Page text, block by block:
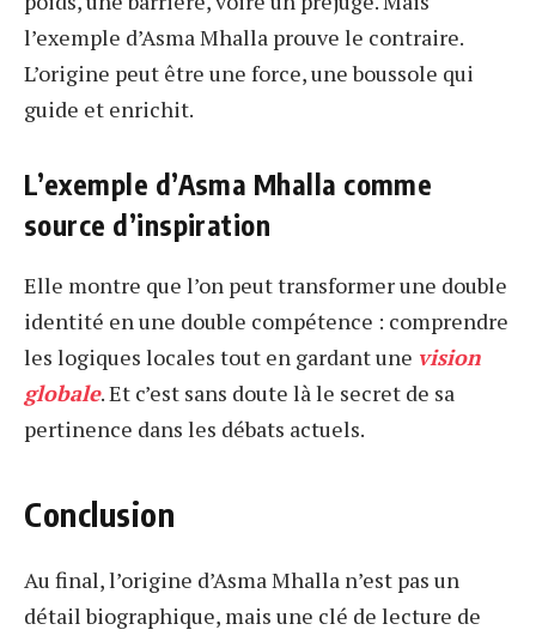
l’exemple d’Asma Mhalla prouve le contraire.
L’origine peut être une force, une boussole qui
guide et enrichit.
L’exemple d’Asma Mhalla comme
source d’inspiration
Elle montre que l’on peut transformer une double
identité en une double compétence : comprendre
les logiques locales tout en gardant une vision
globale. Et c’est sans doute là le secret de sa
pertinence dans les débats actuels.
Conclusion
Au final, l’origine d’Asma Mhalla n’est pas un
détail biographique, mais une clé de lecture de